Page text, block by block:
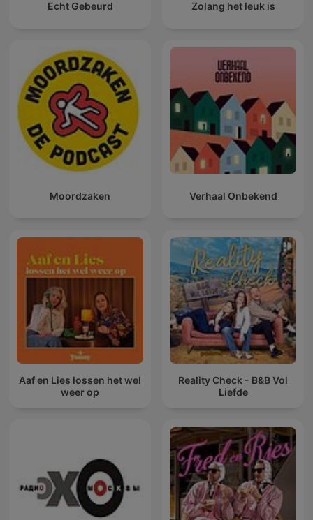
Echt Gebeurd Zolang het leuk is
Moordzaken Verhaal Onbekend
Aaf en Lies lossen het wel
weer op
Reality Check - B&B Vol
Liefde